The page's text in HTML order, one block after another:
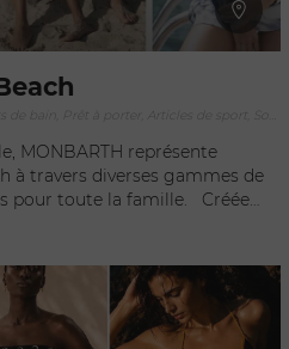
MONBARTH représente
à travers diverses gammes de
toute la famille. Créée
l’année. Des robes aux
pochettes et les sweatshirts,
de travailler avec des
naturels comme le